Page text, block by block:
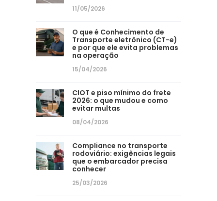
11/05/2026
O que é Conhecimento de
Transporte eletrônico (CT-e)
e por que ele evita problemas
na operação
15/04/2026
CIOT e piso mínimo do frete
2026: o que mudou e como
evitar multas
08/04/2026
Compliance no transporte
rodoviário: exigências legais
que o embarcador precisa
conhecer
25/03/2026